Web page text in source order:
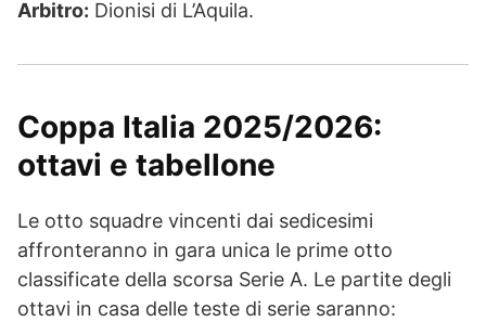
Arbitro: Dionisi di L’Aquila.
Coppa Italia 2025/2026:
ottavi e tabellone
Le otto squadre vincenti dai sedicesimi
affronteranno in gara unica le prime otto
classificate della scorsa Serie A. Le partite degli
ottavi in casa delle teste di serie saranno: